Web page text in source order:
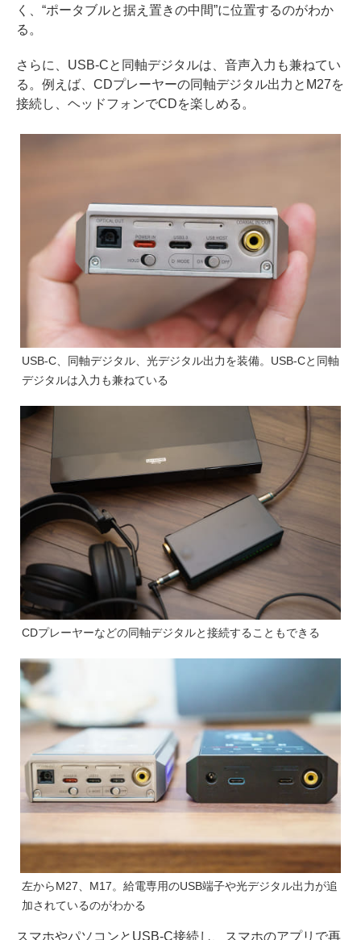
く、“ポータブルと据え置きの中間”に位置するのがわか
る。
さらに、USB-Cと同軸デジタルは、音声入力も兼ねてい
る。例えば、CDプレーヤーの同軸デジタル出力とM27を
接続し、ヘッドフォンでCDを楽しめる。
USB-C、同軸デジタル、光デジタル出力を装備。USB-Cと同軸
デジタルは入力も兼ねている
CDプレーヤーなどの同軸デジタルと接続することもできる
左からM27、M17。給電専用のUSB端子や光デジタル出力が追
加されているのがわかる
スマホやパソコンとUSB-C接続し、スマホのアプリで再